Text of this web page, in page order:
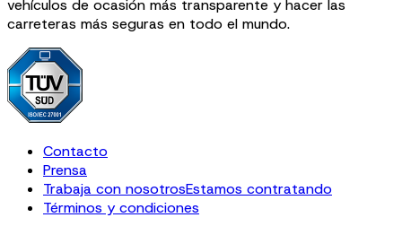
vehículos de ocasión más transparente y hacer las
carreteras más seguras en todo el mundo.
Contacto
Prensa
Trabaja con nosotrosEstamos contratando
Términos y condiciones